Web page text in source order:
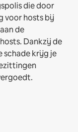
die door
voor hosts bij
de
Dankzij de
schade krijg je